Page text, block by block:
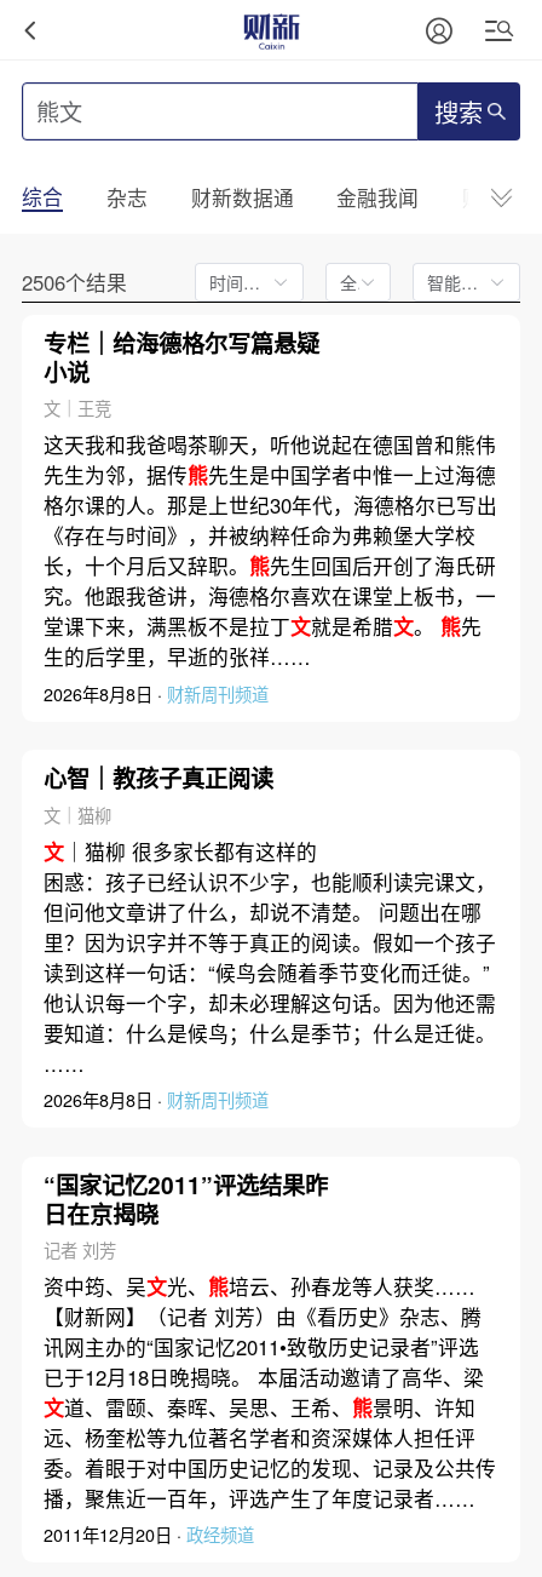
搜索
综合 杂志 财新数据通 金融我闻 财新
2506个结果 时间不限 全文 智能排序
专栏｜给海德格尔写篇悬疑
小说
文｜王竞
这天我和我爸喝茶聊天，听他说起在德国曾和熊伟
先生为邻，据传熊先生是中国学者中惟一上过海德
格尔课的人。那是上世纪30年代，海德格尔已写出
《存在与时间》，并被纳粹任命为弗赖堡大学校
长，十个月后又辞职。 熊先生回国后开创了海氏研
究。他跟我爸讲，海德格尔喜欢在课堂上板书，一
堂课下来，满黑板不是拉丁文就是希腊文。 熊先
生的后学里，早逝的张祥……
2026年8月8日 · 财新周刊频道
心智｜教孩子真正阅读
文｜猫柳
文｜猫柳 很多家长都有这样的
困惑：孩子已经认识不少字，也能顺利读完课文，
但问他文章讲了什么，却说不清楚。 问题出在哪
里？因为识字并不等于真正的阅读。假如一个孩子
读到这样一句话：“候鸟会随着季节变化而迁徙。”
他认识每一个字，却未必理解这句话。因为他还需
要知道：什么是候鸟；什么是季节；什么是迁徙。
……
2026年8月8日 · 财新周刊频道
“国家记忆2011”评选结果昨
日在京揭晓
记者 刘芳
资中筠、吴文光、 熊培云、孙春龙等人获奖……
【财新网】（记者 刘芳）由《看历史》杂志、腾
讯网主办的“国家记忆2011•致敬历史记录者”评选
已于12月18日晚揭晓。 本届活动邀请了高华、梁
文道、雷颐、秦晖、吴思、王希、 熊景明、许知
远、杨奎松等九位著名学者和资深媒体人担任评
委。着眼于对中国历史记忆的发现、记录及公共传
播，聚焦近一百年，评选产生了年度记录者……
2011年12月20日 · 政经频道